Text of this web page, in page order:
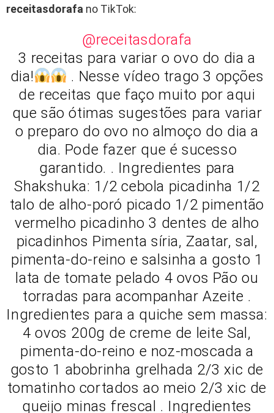
receitasdorafa no TikTok:
@receitasdorafa
3 receitas para variar o ovo do dia a
dia!
. Nesse vídeo trago 3 opções
de receitas que faço muito por aqui
que são ótimas sugestões para variar
o preparo do ovo no almoço do dia a
dia. Pode fazer que é sucesso
garantido. . Ingredientes para
Shakshuka: 1/2 cebola picadinha 1/2
talo de alho-poró picado 1/2 pimentão
vermelho picadinho 3 dentes de alho
picadinhos Pimenta síria, Zaatar, sal,
pimenta-do-reino e salsinha a gosto 1
lata de tomate pelado 4 ovos Pão ou
torradas para acompanhar Azeite .
Ingredientes para a quiche sem massa:
4 ovos 200g de creme de leite Sal,
pimenta-do-reino e noz-moscada a
gosto 1 abobrinha grelhada 2/3 xic de
tomatinho cortados ao meio 2/3 xic de
queijo minas frescal . Ingredientes